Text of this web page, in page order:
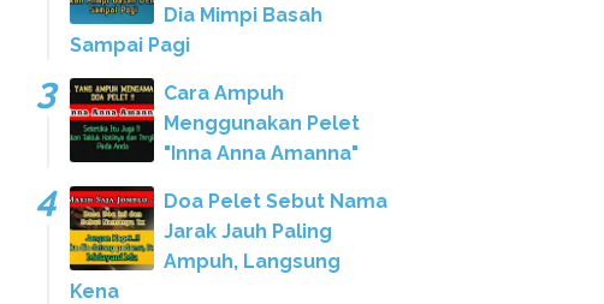
Dia Mimpi Basah
Sampai Pagi
Cara Ampuh
Menggunakan Pelet
"Inna Anna Amanna"
Doa Pelet Sebut Nama
Jarak Jauh Paling
Ampuh, Langsung
Kena